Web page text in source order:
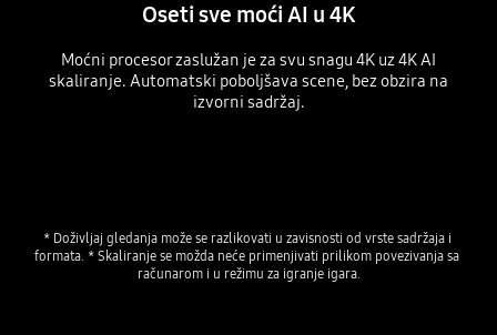
Oseti sve moći AI u 4K
Moćni procesor zaslužan je za svu snagu 4K uz 4K AI
skaliranje. Automatski poboljšava scene, bez obzira na
izvorni sadržaj.
* Doživljaj gledanja može se razlikovati u zavisnosti od vrste sadržaja i
formata. * Skaliranje se možda neće primenjivati prilikom povezivanja sa
računarom i u režimu za igranje igara.